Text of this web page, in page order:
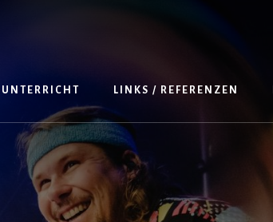
UNTERRICHT LINKS / REFERENZEN